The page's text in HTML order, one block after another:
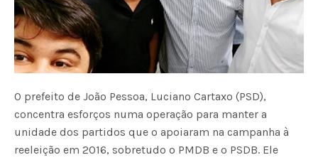
O prefeito de João Pessoa, Luciano Cartaxo (PSD),
concentra esforços numa operação para manter a
unidade dos partidos que o apoiaram na campanha à
reeleição em 2016, sobretudo o PMDB e o PSDB. Ele